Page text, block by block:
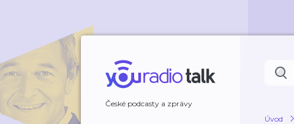
České podcasty a zprávy
Úvod